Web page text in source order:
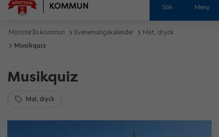
Sök Meny
Mönsterås kommun Evenemangskalender
Mat, dryck
Musikquiz
Musikquiz
Mat, dryck